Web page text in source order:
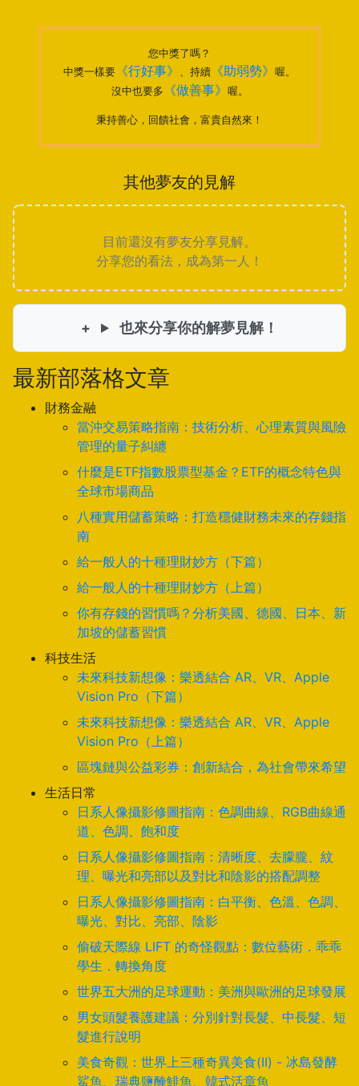
您中獎了嗎？
中獎一樣要 《行好事》 、持續 《助弱勢》 喔。
沒中也要多
《做善事》 喔。
秉持善心，回饋社會，富貴自然來！
其他夢友的見解
目前還沒有夢友分享見解。
分享您的看法，成為第一人！
也來分享你的解夢見解！
最新部落格文章
財務金融
當沖交易策略指南：技術分析、心理素質與風險
管理的量子糾纏
什麼是ETF指數股票型基金？ETF的概念特色與
全球市場商品
八種實用儲蓄策略：打造穩健財務未來的存錢指
南
給一般人的十種理財妙方（下篇）
給一般人的十種理財妙方（上篇）
你有存錢的習慣嗎？分析美國、德國、日本、新
加坡的儲蓄習慣
科技生活
未來科技新想像：樂透結合 AR、VR、Apple
Vision Pro（下篇）
未來科技新想像：樂透結合 AR、VR、Apple
Vision Pro（上篇）
區塊鏈與公益彩券：創新結合，為社會帶來希望
生活日常
日系人像攝影修圖指南：色調曲線、RGB曲線通
道、色調、飽和度
日系人像攝影修圖指南：清晰度、去朦朧、紋
理、曝光和亮部以及對比和陰影的搭配調整
日系人像攝影修圖指南：白平衡、色溫、色調、
曝光、對比、亮部、陰影
偷破天際線 LIFT 的奇怪觀點：數位藝術．乖乖
學生．轉換角度
世界五大洲的足球運動：美洲與歐洲的足球發展
男女頭髮養護建議：分別針對長髮、中長髮、短
髮進行說明
美食奇觀：世界上三種奇異美食(II) - 冰島發酵
鯊魚、瑞典鹽醃鯡魚、韓式活章魚